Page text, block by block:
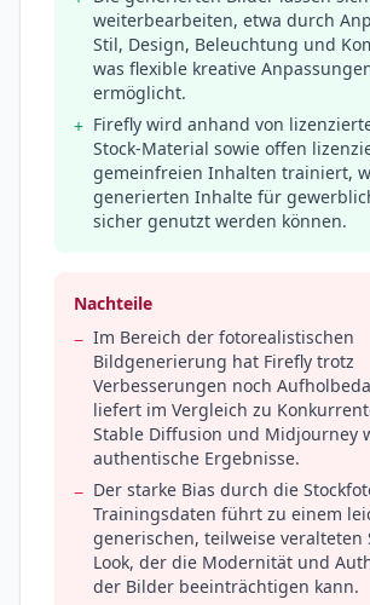
weiterbearbeiten, etwa durch
Stil, Design, Beleuchtung und
was flexible kreative
ermöglicht.
+ Firefly wird anhand von
Stock-Material sowie offen
gemeinfreien Inhalten trainiert,
generierten Inhalte für
sicher genutzt werden können.
Nachteile
− Im Bereich der fotorealistischen
Bildgenerierung hat Firefly trotz
Verbesserungen noch
liefert im Vergleich zu
Stable Diffusion und Midjourney
authentische Ergebnisse.
− Der starke Bias durch die
Trainingsdaten führt zu einem
generischen, teilweise veralteten
Look, der die Modernität und
der Bilder beeinträchtigen kann.